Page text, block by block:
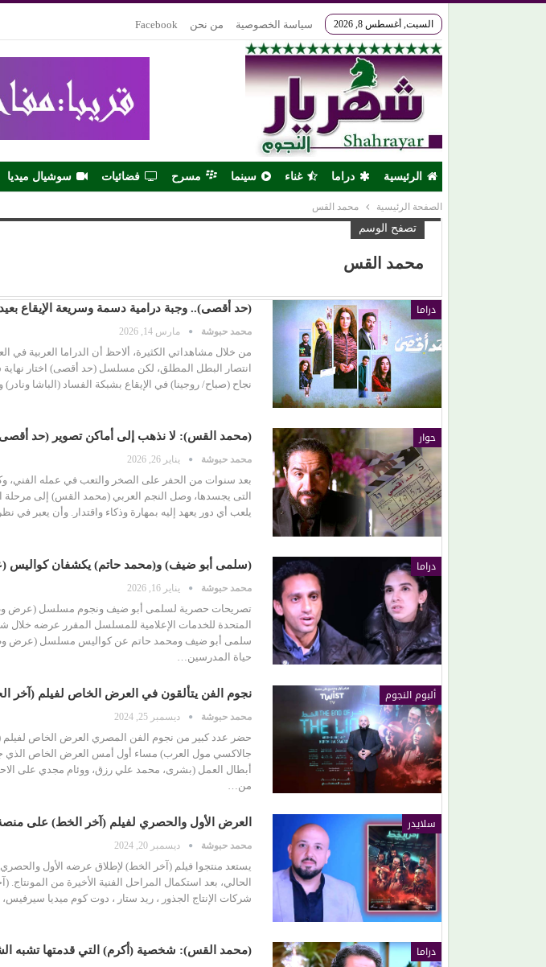
السبت, أغسطس 8, 2026 سياسة الخصوصية من نحن Facebook
الرئيسية دراما غناء سينما مسرح فضائيات سوشيال ميديا
الصفحة الرئيسية محمد القس
تصفح الوسم
محمد القس
دراما (حد أقصى).. وجبة درامية دسمة وسريعة الإيقاع
محمد حبوشة مارس 14, 2026
من خلال مشاهداتي الكثيرة، ألاحظ أن الدراما العربية في
انتصار البطل المطلق، لكن مسلسل (حد أقصى) اختار نهاية
نجاح (صباح/ روجينا) في الإيقاع بشبكة الفساد (الباشا
حوار (محمد القس): لا نذهب إلى أماكن تصوير (حد أقصى)
محمد حبوشة يناير 26, 2026
بعد سنوات من الحفر على الصخر والتعب في عمله الفني،
التى يجسدها، وصل النجم العربي (محمد القس) إلى مرحلة
يلعب أي دور يعهد إليه بمهارة وذكاء واقتدار. وأن يعبر في
دراما (سلمى أبو ضيف) و(محمد حاتم) يكشفان
محمد حبوشة يناير 16, 2026
تصريحات حصرية لسلمى أبو ضيف ونجوم مسلسل (عرض
المتحدة للخدمات الإعلامية للمسلسل المقرر عرضه خلال
سلمى أبو ضيف ومحمد حاتم عن كواليس مسلسل (عرض
حياة المدرسين…
ألبوم النجوم نجوم الفن يتألقون في العرض الخاص لفيلم (آخر
محمد حبوشة ديسمبر 25, 2024
حضر عدد كبير من نجوم الفن المصري العرض الخاص
جالاكسي مول العرب) مساء أول أمس العرض الخاص الذي
أبطال العمل (بشرى، محمد علي رزق، ووئام مجدي على
من…
سلايدر العرض الأول والحصري لفيلم (آخر الخط) على
محمد حبوشة ديسمبر 20, 2024
يستعد منتجوا فيلم (آخر الخط) لإطلاق عرضه الأول
الحالي، بعد استكمال المراحل الفنية الأخيرة من المونتاج.
شركات الإنتاج الجذور ، ريد ستار ، دوت كوم ميديا سيرفيس،
دراما (محمد القس): شخصية (أكرم) التي قدمتها تشبه
(هاني شنودة).. الغائب الذي سيقود افتتاح (مهرجان
صناعة الهوية الوطنية (1)